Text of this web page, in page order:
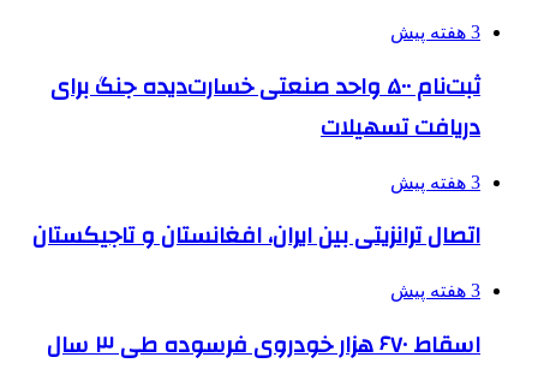
3 هفته پیش
ثبت‌نام ۵۰۰ واحد صنعتی خسارت‌دیده جنگ برای
دریافت تسهیلات
3 هفته پیش
اتصال ترانزیتی بین ایران، افغانستان و تاجیکستان
3 هفته پیش
اسقاط ۶۷۰ هزار خودروی فرسوده طی ۳ سال